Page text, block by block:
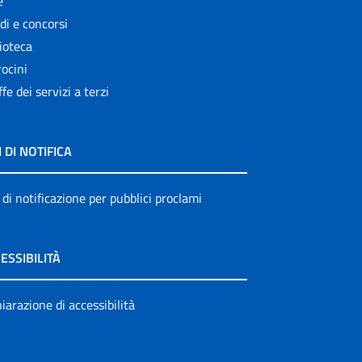
e concorsi
dei servizi a terzi
DI NOTIFICA
notificazione per pubblici proclami
di accessibilità